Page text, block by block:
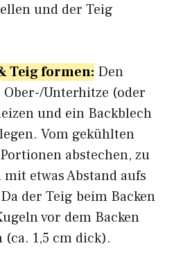
und der Teig
Teig formen: Den
Ober-/Unterhitze (oder
und ein Backblech
Vom gekühlten
abstechen, zu
etwas Abstand aufs
Da der Teig beim Backen
vor dem Backen
1,5 cm dick).